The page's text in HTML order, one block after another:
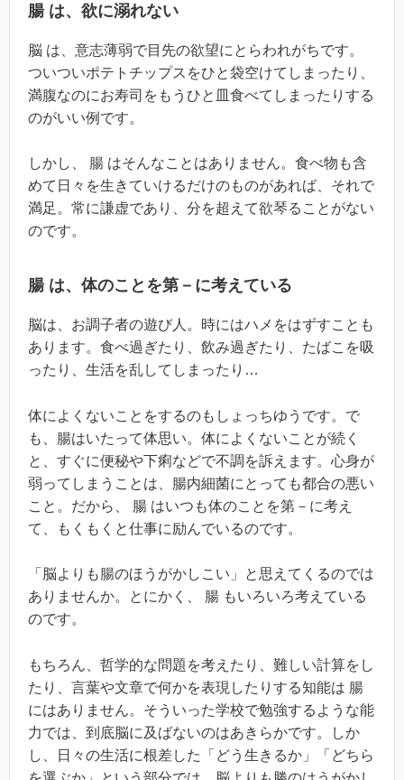
腸 は、欲に溺れない
脳 は、意志薄弱で目先の欲望にとらわれがちです。
ついついポテトチップスをひと袋空けてしまったり、
満腹なのにお寿司をもうひと皿食べてしまったりする
のがいい例です。
しかし、 腸 はそんなことはありません。食べ物も含
めて日々を生きていけるだけのものがあれば、それで
満足。常に謙虚であり、分を超えて欲琴ることがない
のです。
腸 は、体のことを第－に考えている
脳は、お調子者の遊び人。時にはハメをはずすことも
あります。食べ過ぎたり、飲み過ぎたり、たばこを吸
ったり、生活を乱してしまったり…
体によくないことをするのもしょっちゆうです。で
も、腸はいたって体思い。体によくないことが続く
と、すぐに便秘や下痢などで不調を訴えます。心身が
弱ってしまうことは、腸内細菌にとっても都合の悪い
こと。だから、 腸 はいつも体のことを第－に考え
て、もくもくと仕事に励んでいるのです。
「脳よりも腸のほうがかしこい」と思えてくるのでは
ありませんか。とにかく、 腸 もいろいろ考えている
のです。
もちろん、哲学的な問題を考えたり、難しい計算をし
たり、言葉や文章で何かを表現したりする知能は 腸
にはありません。そういった学校で勉強するような能
力では、到底脳に及ばないのはあきらかです。しか
し、日々の生活に根差した「どう生きるか」「どちら